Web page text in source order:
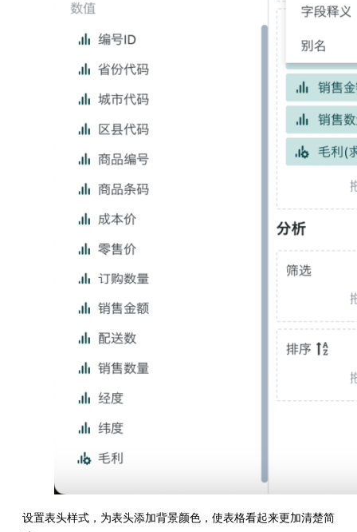
设置表头样式，为表头添加背景颜色，使表格看起来更加清楚简